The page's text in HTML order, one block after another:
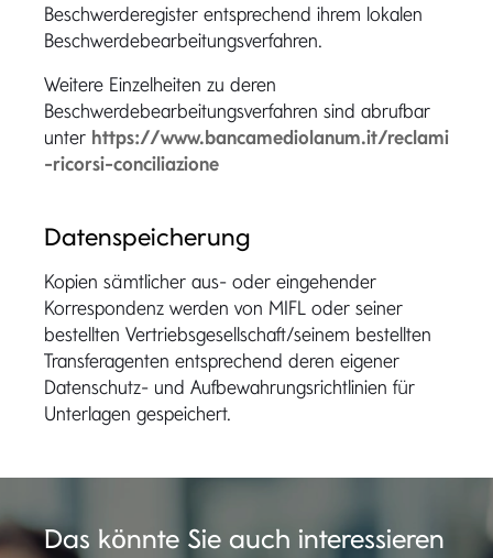
Beschwerderegister entsprechend ihrem lokalen
Beschwerdebearbeitungsverfahren.
Weitere Einzelheiten zu deren
Beschwerdebearbeitungsverfahren sind abrufbar
unter https://www.bancamediolanum.it/reclami
-ricorsi-conciliazione
Datenspeicherung
Kopien sämtlicher aus- oder eingehender
Korrespondenz werden von MIFL oder seiner
bestellten Vertriebsgesellschaft/seinem bestellten
Transferagenten entsprechend deren eigener
Datenschutz- und Aufbewahrungsrichtlinien für
Unterlagen gespeichert.
Das könnte Sie auch interessieren